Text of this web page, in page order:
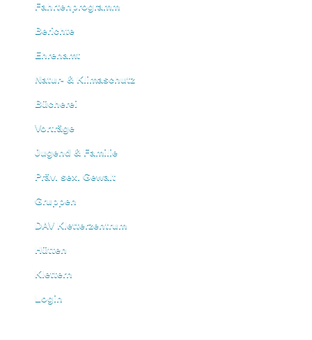
Fahrtenprogramm
Berichte
Ehrenamt
Natur- & Klimaschutz
Bücherei
Vorträge
Jugend & Familie
Präv. sex. Gewalt
Gruppen
DAV Kletterzentrum
Hütten
Klettern
Login